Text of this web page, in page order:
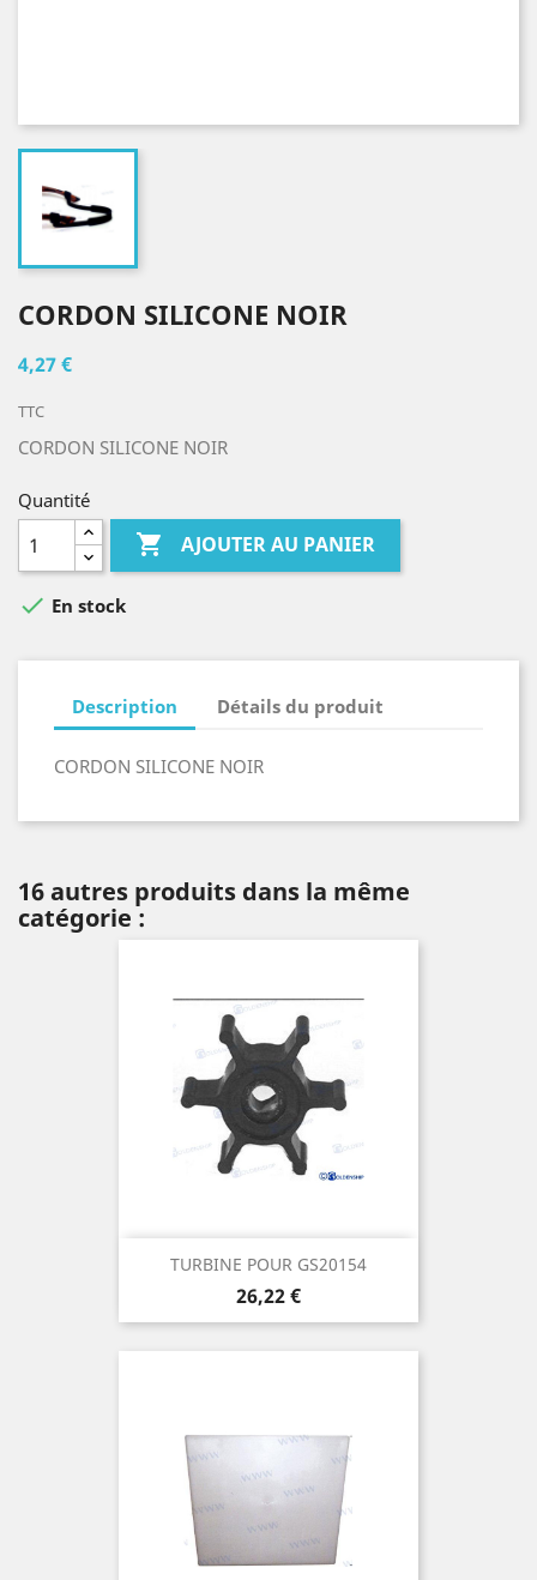
CORDON SILICONE NOIR
4,27 €
TTC
CORDON SILICONE NOIR
Quantité
 AJOUTER AU PANIER
 En stock
Description Détails du produit
CORDON SILICONE NOIR
16 autres produits dans la même
catégorie :
TURBINE POUR GS20154
Prix
26,22 €